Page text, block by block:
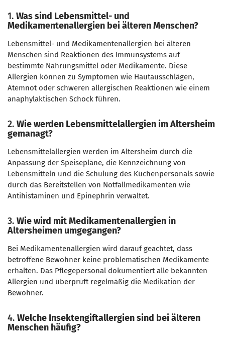
1. Was sind Lebensmittel- und
Medikamentenallergien bei älteren Menschen?
Lebensmittel- und Medikamentenallergien bei älteren
Menschen sind Reaktionen des Immunsystems auf
bestimmte Nahrungsmittel oder Medikamente. Diese
Allergien können zu Symptomen wie Hautausschlägen,
Atemnot oder schweren allergischen Reaktionen wie einem
anaphylaktischen Schock führen.
2. Wie werden Lebensmittelallergien im Altersheim
gemanagt?
Lebensmittelallergien werden im Altersheim durch die
Anpassung der Speisepläne, die Kennzeichnung von
Lebensmitteln und die Schulung des Küchenpersonals sowie
durch das Bereitstellen von Notfallmedikamenten wie
Antihistaminen und Epinephrin verwaltet.
3. Wie wird mit Medikamentenallergien in
Altersheimen umgegangen?
Bei Medikamentenallergien wird darauf geachtet, dass
betroffene Bewohner keine problematischen Medikamente
erhalten. Das Pflegepersonal dokumentiert alle bekannten
Allergien und überprüft regelmäßig die Medikation der
Bewohner.
4. Welche Insektengiftallergien sind bei älteren
Menschen häufig?